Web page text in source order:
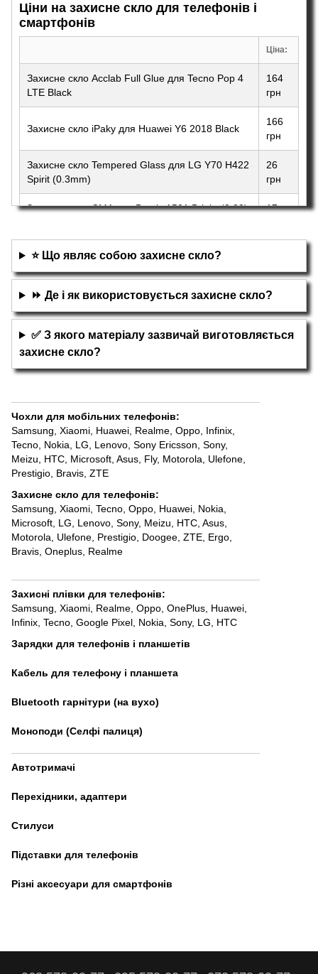
Ціни на захисне скло для телефонів і
смартфонів
Ціна:
Захисне скло Acclab Full Glue для Tecno Pop 4
LTE Black
164
грн
Захисне скло iPaky для Huawei Y6 2018 Black
166
грн
Захисне скло Tempered Glass для LG Y70 H422
Spirit (0.3mm)
26
грн
Захисне скло CMA для Bravis A501 Bright (0.33)
17
⭐ Що являє собою захисне скло?
⏩ Де і як використовується захисне скло?
✅ З якого матеріалу зазвичай виготовляється
захисне скло?
Чохли для мобільних телефонів:
Samsung Xiaomi Huawei Realme Oppo Infinix
Tecno Nokia LG Lenovo Sony Ericsson, Sony,
Meizu
HTC Microsoft Asus Fly, Motorola Ulefone
Prestigio Bravis ZTE
Захисне скло для телефонів:
Samsung Xiaomi Tecno Oppo Huawei Nokia,
Microsoft LG Lenovo Sony, Meizu HTC Asus
Motorola
Ulefone Prestigio Doogee ZTE Ergo
Bravis Oneplus Realme
Захисні плівки для телефонів:
Samsung Xiaomi Realme Oppo OnePlus Huawei
Infinix Tecno Google Pixel Nokia Sony, LG
HTC
Зарядки для телефонів і планшетів
Кабель для телефону і планшета
Bluetooth гарнітури (на вухо)
Моноподи (Селфі палиця)
Автотримачі
Перехідники, адаптери
Стилуси
Підставки для телефонів
Різні аксесуари для смартфонів